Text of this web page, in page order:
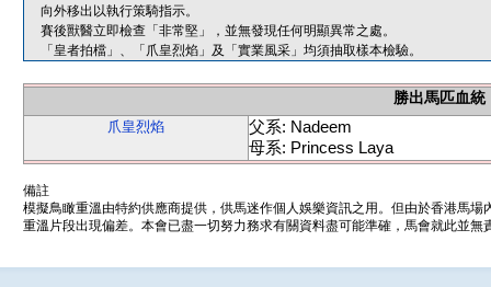
向外移出以執行策騎指示。
賽後獸醫立即檢查「非常堅」，並無發現任何明顯異常之處。
「皇者拍檔」、「爪皇烈焰」及「實業風采」均須抽取樣本檢驗。
勝出馬匹血統
爪皇烈焰
父系: Nadeem
母系: Princess Laya
備註
模擬鳥瞰重溫由特約供應商提供，供馬迷作個人娛樂資訊之用。但由於香港馬
重溫片段出現偏差。本會已盡一切努力務求有關資料盡可能準確，馬會就此並